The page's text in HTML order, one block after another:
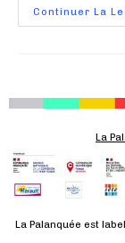
Continuer La
La
La Palanquée est